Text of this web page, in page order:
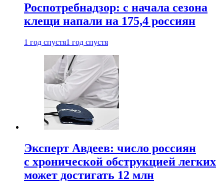
Роспотребнадзор: с начала сезона
клещи напали на 175,4 россиян
1 год спустя1 год спустя
Эксперт Авдеев: число россиян
с хронической обструкцией легких
может достигать 12 млн